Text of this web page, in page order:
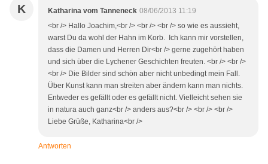
K Katharina vom Tanneneck 08/06/2013 11:19
<br /> Hallo Joachim,<br /> <br /> <br /> so wie es aussieht,
warst Du da wohl der Hahn im Korb. Ich kann mir vorstellen,
dass die Damen und Herren Dir<br /> gerne zugehört haben
und sich über die Lychener Geschichten freuten. <br /> <br />
<br /> Die Bilder sind schön aber nicht unbedingt mein Fall.
Über Kunst kann man streiten aber ändern kann man nichts.
Entweder es gefällt oder es gefällt nicht. Vielleicht sehen sie
in natura auch ganz<br /> anders aus?<br /> <br /> <br />
Liebe Grüße, Katharina<br />
Antworten